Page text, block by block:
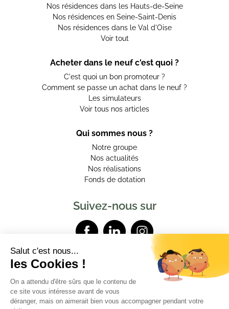
Nos résidences dans les Hauts-de-Seine
Nos résidences en Seine-Saint-Denis
Nos résidences dans le Val d'Oise
Voir tout
Acheter dans le neuf c'est quoi ?
C'est quoi un bon promoteur ?
Comment se passe un achat dans le neuf ?
Les simulateurs
Voir tous nos articles
Qui sommes nous ?
Notre groupe
Nos actualités
Nos réalisations
Fonds de dotation
Suivez-nous sur